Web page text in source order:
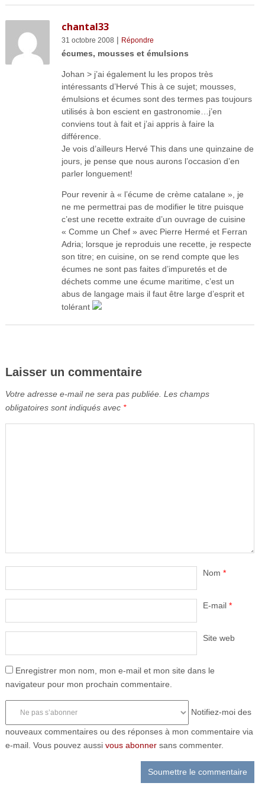
chantal33
31 octobre 2008 | Répondre
écumes, mousses et émulsions
Johan > j’ai également lu les propos très
intéressants d’Hervé This à ce sujet; mousses,
émulsions et écumes sont des termes pas toujours
utilisés à bon escient en gastronomie…j’en
conviens tout à fait et j’ai appris à faire la
différence.
Je vois d’ailleurs Hervé This dans une quinzaine de
jours, je pense que nous aurons l’occasion d’en
parler longuement!
Pour revenir à « l’écume de crème catalane », je
ne me permettrai pas de modifier le titre puisque
c’est une recette extraite d’un ouvrage de cuisine
« Comme un Chef » avec Pierre Hermé et Ferran
Adria; lorsque je reproduis une recette, je respecte
son titre; en cuisine, on se rend compte que les
écumes ne sont pas faites d’impuretés et de
déchets comme une écume maritime, c’est un
abus de langage mais il faut être large d’esprit et
tolérant
Laisser un commentaire
Votre adresse e-mail ne sera pas publiée. Les champs
obligatoires sont indiqués avec *
Nom *
E-mail *
Site web
Enregistrer mon nom, mon e-mail et mon site dans le
navigateur pour mon prochain commentaire.
Notifiez-moi des
nouveaux commentaires ou des réponses à mon commentaire via
e-mail. Vous pouvez aussi vous abonnersans commenter.